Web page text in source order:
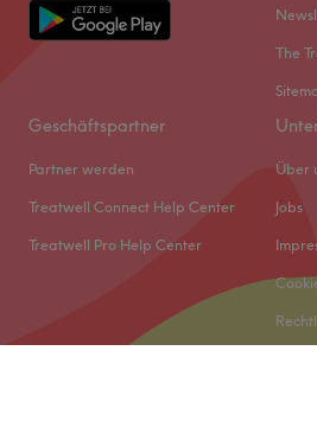
The
Geschäftspartner
Partner werden
Treatwell Connect Help Center
Treatwell Pro Help Center
Über
Jobs